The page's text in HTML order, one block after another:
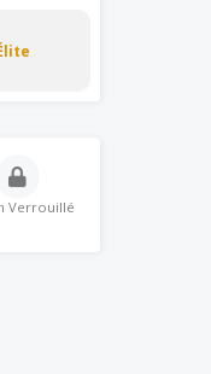
Verrouillé